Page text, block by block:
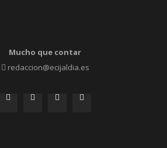
Mucho que contar
redaccion@ecijaldia.es